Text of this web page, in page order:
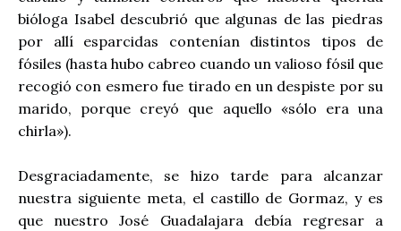
bióloga Isabel descubrió que algunas de las piedras
por allí esparcidas contenían distintos tipos de
fósiles (hasta hubo cabreo cuando un valioso fósil que
recogió con esmero fue tirado en un despiste por su
marido, porque creyó que aquello «sólo era una
chirla»).
Desgraciadamente, se hizo tarde para alcanzar
nuestra siguiente meta, el castillo de Gormaz, y es
que nuestro José Guadalajara debía regresar a